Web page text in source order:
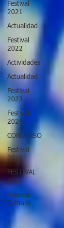
Festival
2021
Actualidad
Festival
2022
Actividades
Actualidad
Festival
2023
Festival
2024
CONCURSO
Festival
2025
FESTIVAL
2026
Agenda
Cultural